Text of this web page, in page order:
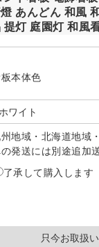
あんどん 和風
提灯 庭園灯 和風
本体色
地域・北海道地域
発送には別途追加
了承して購入します
只今お取扱